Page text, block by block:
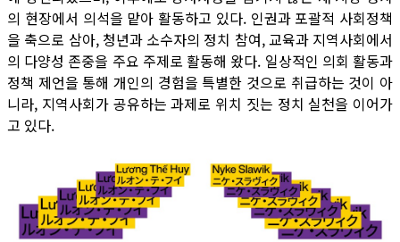
의 현장에서 의석을 맡아 활동하고 있다. 인권과 포괄적 사회정책
을 축으로 삼아, 청년과 소수자의 정치 참여, 교육과 지역사회에서
의 다양성 존중을 주요 주제로 활동해 왔다. 일상적인 의회 활동과
정책 제언을 통해 개인의 경험을 특별한 것으로 취급하는 것이 아
니라, 지역사회가 공유하는 과제로 위치 짓는 정치 실천을 이어가
고 있다.